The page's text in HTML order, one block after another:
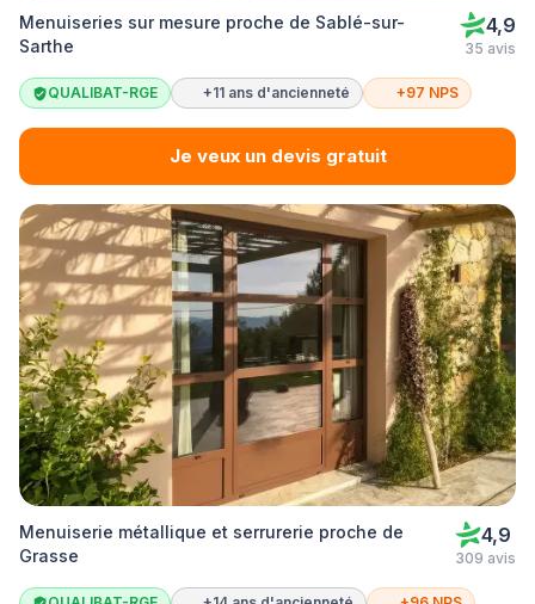
Menuiseries sur mesure proche de Sablé-sur-
Sarthe
4,9
35 avis
QUALIBAT-RGE +11 ans d'ancienneté +97 NPS
Je veux un devis gratuit
Menuiserie métallique et serrurerie proche de
Grasse
4,9
309 avis